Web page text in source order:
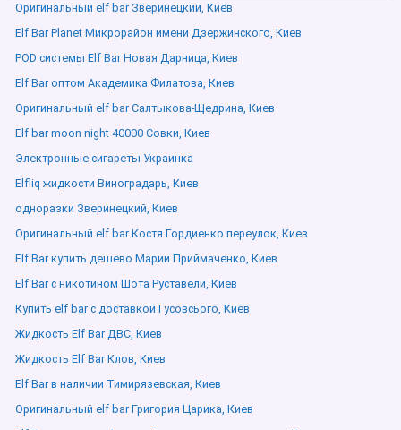
Оригинальный elf bar Зверинецкий, Киев
Elf Bar Planet Микрорайон имени Дзержинского, Киев
POD системы Elf Bar Новая Дарница, Киев
Elf Bar оптом Академика Филатова, Киев
Оригинальный elf bar Салтыкова-Щедрина, Киев
Elf bar moon night 40000 Совки, Киев
Электронные сигареты Украинка
Elfliq жидкости Виноградарь, Киев
одноразки Зверинецкий, Киев
Оригинальный elf bar Костя Гордиенко переулок, Киев
Elf Bar купить дешево Марии Приймаченко, Киев
Elf Bar с никотином Шота Руставели, Киев
Купить elf bar с доставкой Гусовсього, Киев
Жидкость Elf Bar ДВС, Киев
Жидкость Elf Bar Клов, Киев
Elf Bar в наличии Тимирязевская, Киев
Оригинальный elf bar Григория Царика, Киев